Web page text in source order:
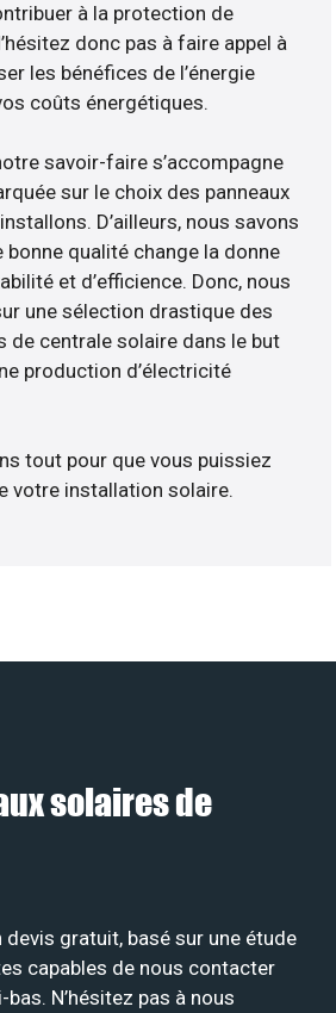
à la protection de
donc pas à faire appel à
les bénéfices de l’énergie
coûts énergétiques.
savoir-faire s’accompagne
sur le choix des panneaux
D’ailleurs, nous savons
bonne qualité change la donne
et d’efficience. Donc, nous
une sélection drastique des
de centrale solaire dans le but
production d’électricité
tout pour que vous puissiez
votre installation solaire.
solaires de
devis gratuit, basé sur une étude
capables de nous contacter
N’hésitez pas à nous